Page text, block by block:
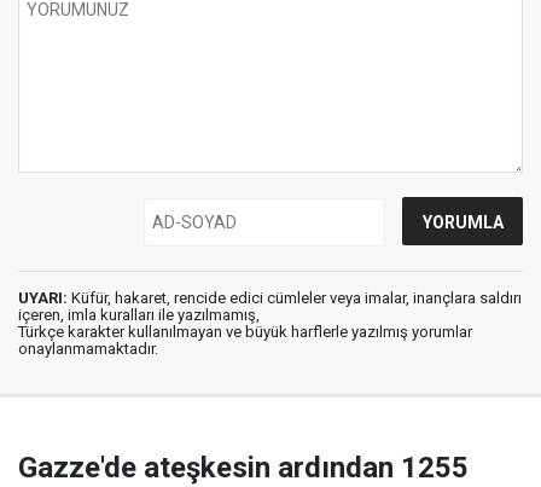
UYARI: Küfür, hakaret, rencide edici cümleler veya imalar, inançlara saldırı
içeren, imla kuralları ile yazılmamış,
Türkçe karakter kullanılmayan ve büyük harflerle yazılmış yorumlar
onaylanmamaktadır.
Gazze'de ateşkesin ardından 1255